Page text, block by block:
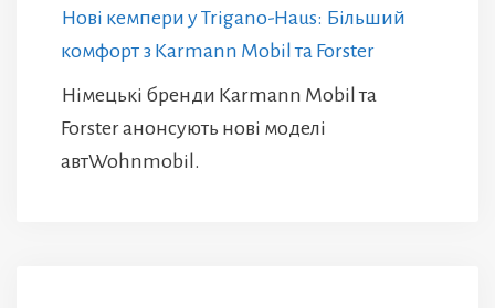
Нові кемпери у Trigano-Haus: Більший
комфорт з Karmann Mobil та Forster
Німецькі бренди Karmann Mobil та
Forster анонсують нові моделі
автWohnmobil.